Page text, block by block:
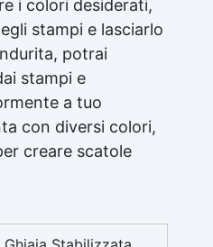
i colori desiderati,
stampi e lasciarlo
potrai
stampi e
a tuo
con diversi colori,
creare scatole